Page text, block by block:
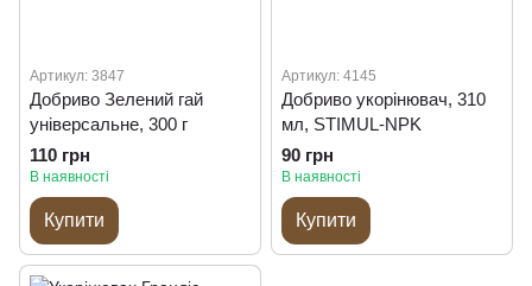
Артикул: 3847
Добриво Зелений гай
універсальне, 300 г
110 грн
В наявності
Купити
Артикул: 4145
Добриво укорінювач, 310
мл, STIMUL-NPK
90 грн
В наявності
Купити